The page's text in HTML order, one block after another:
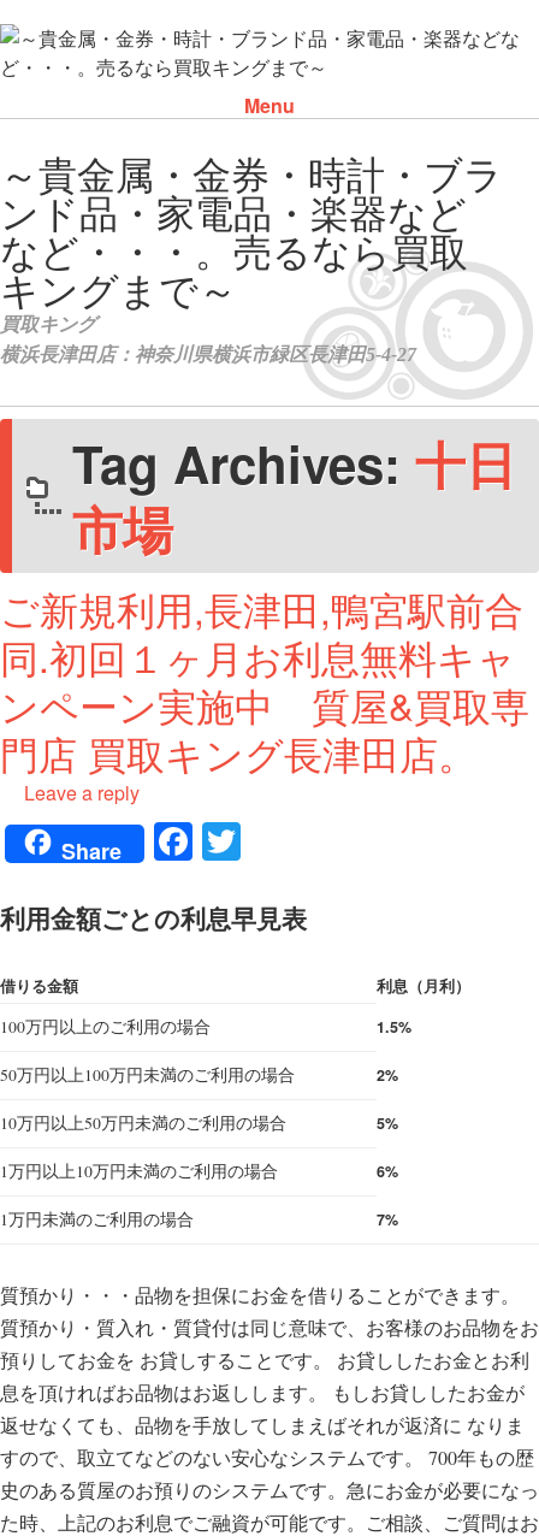
Menu
Tag Archives: 十日
市場
ご新規利用,長津田,鴨宮駅前合
同.初回１ヶ月お利息無料キャ
ンペーン実施中 質屋&買取専
門店 買取キング長津田店。
Leave a reply
Share Fa
botte
利用金額ごとの利息早見表
借りる金額
利息（月利）
100万円以上のご利用の場合
1.5%
50万円以上100万円未満のご利用の場合 2%
10万円以上50万円未満のご利用の場合 5%
1万円以上10万円未満のご利用の場合 6%
1万円未満のご利用の場合 7%
質預かり・・・品物を担保にお金を借りることができます。
質預かり・質入れ・質貸付は同じ意味で、お客様のお品物をお
預りしてお金を お貸しすることです。 お貸ししたお金とお利
息を頂ければお品物はお返しします。 もしお貸ししたお金が
返せなくても、品物を手放してしまえばそれが返済に なりま
すので、取立てなどのない安心なシステムです。 700年もの歴
史のある質屋のお預りのシステムです。急にお金が必要になっ
た時、上記のお利息でご融資が可能です。ご相談、ご質問はお